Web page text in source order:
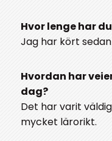
Hvor lenge har
Jag har kört sedan
Hvordan har
dag?
Det har varit
mycket lärorikt.